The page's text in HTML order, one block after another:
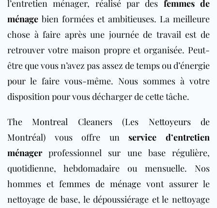
l’entretien ménager, réalisé par des femmes de
ménage bien formées et ambitieuses. La meilleure
chose à faire après une journée de travail est de
retrouver votre maison propre et organisée. Peut-
être que vous n’avez pas assez de temps ou d’énergie
pour le faire vous-même. Nous sommes à votre
disposition pour vous décharger de cette tâche.
The Montreal Cleaners (Les Nettoyeurs de
Montréal) vous offre unservice d’entretien
ménagerprofessionnel sur une base régulière,
quotidienne, hebdomadaire ou mensuelle. Nos
hommes et femmes de ménage vont assurer le
nettoyage de base, le dépoussiérage et le nettoyage